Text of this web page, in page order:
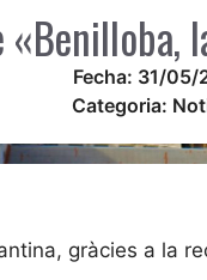
Fecha: 31/05/
Categoria:
gràcies a la